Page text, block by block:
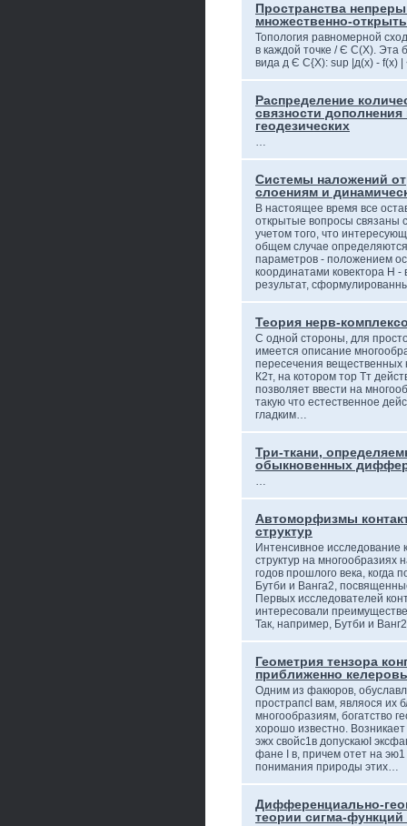
Пространства
множественно-
Топология равномерной
в каждой точке / Є С(Х). Эта
вида д Є С{X): sup |д(х) - f(x) |
Распределение
связности
геодезических
…
Системы наложений
слоениям и
В настоящее время все
открытые вопросы связаны
учетом того, что
общем случае
параметров - положением
координатами ковектора Н -
результат,
Теория нерв-
С одной стороны, для
имеется описание
пересечения вещественных
К2т, на котором тор Тт
позволяет ввести на
такую что естественное
гладким…
Три-ткани,
обыкновенных
…
Автоморфизмы
структур
Интенсивное исследование
структур на многообразиях
годов прошлого века, когда
Бутби и Ванга2,
Первых исследователей
интересовали
Так, например, Бутби и
Геометрия тензора
приближенно
Одним из факюров,
прострапсI вам, являося их
многообразиям, богатство
хорошо известно.
эжх свойс1в допускаюI
фане I в, причем отет на эю1
понимания природы этих…
Дифференциально-
теории сигма-